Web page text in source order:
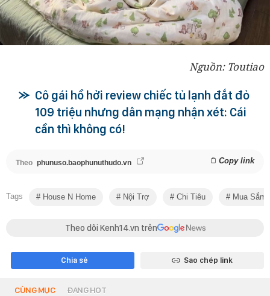
Nguồn: Toutiao
Cô gái hồ hởi review chiếc tủ lạnh đắt đỏ
109 triệu nhưng dân mạng nhận xét: Cái
cần thì không có!
Theo phunuso.baophunuthudo.vn Copy link
Tags House N Home Nội Trợ Chi Tiêu Mua Sắm
Theo dõi Kenh14.vn trên
Chia sẻ Sao chép link
CÙNG MỤC ĐANG HOT